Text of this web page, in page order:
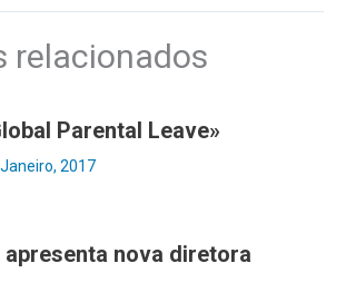
relacionados
Parental Leave»
2017
nova diretora